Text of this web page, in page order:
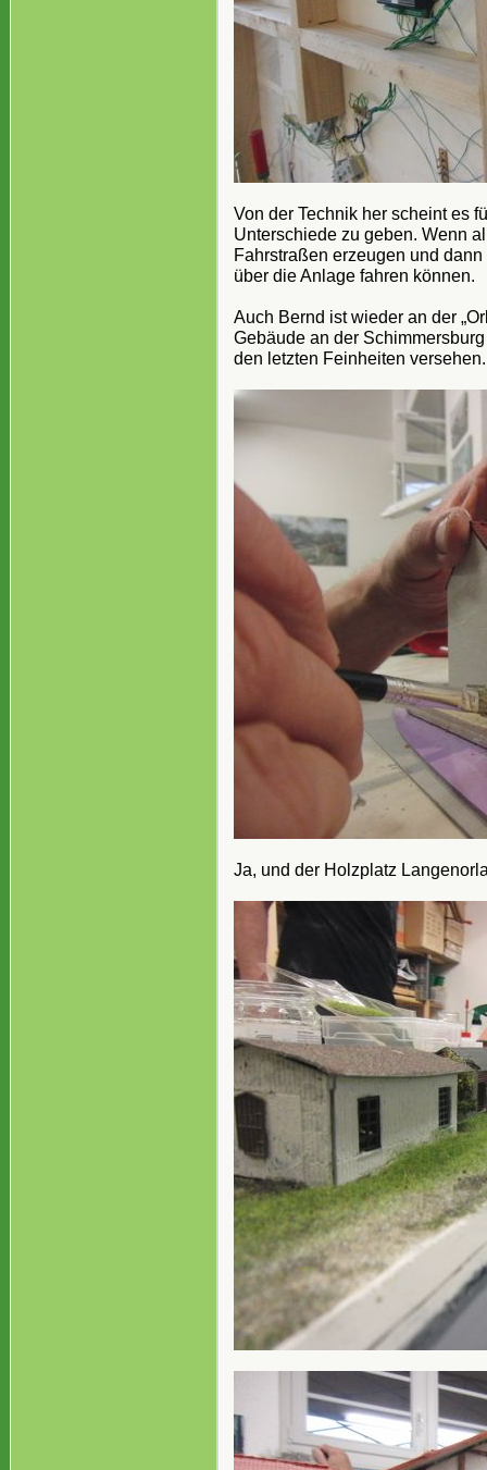
Von der Technik her scheint es
Unterschiede zu geben. Wenn
Fahrstraßen erzeugen und
über die Anlage fahren können.
Auch Bernd ist wieder an der
Gebäude an der
den letzten Feinheiten versehen.
Ja, und der Holzplatz